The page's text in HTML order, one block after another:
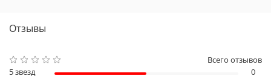
Отзывы
Всего отзывов
5 звезд
0